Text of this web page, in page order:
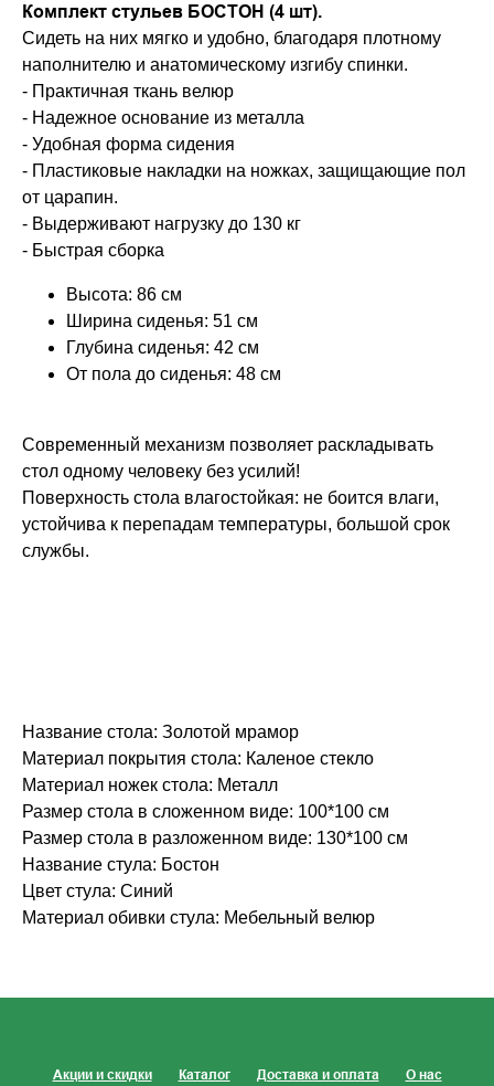
Комплект стульев БОСТОН (4 шт).
Сидеть на них мягко и удобно, благодаря плотному
наполнителю и анатомическому изгибу спинки.
- Практичная ткань велюр
- Надежное основание из металла
- Удобная форма сидения
- Пластиковые накладки на ножках, защищающие пол
от царапин.
- Выдерживают нагрузку до 130 кг
- Быстрая сборка
Высота: 86 см
Ширина сиденья: 51 см
Глубина сиденья: 42 см
От пола до сиденья: 48 см
Современный механизм позволяет раскладывать
стол одному человеку без усилий!
Поверхность стола влагостойкая: не боится влаги,
устойчива к перепадам температуры, большой срок
службы.
Название стола: Золотой мрамор
Материал покрытия стола: Каленое стекло
Материал ножек стола: Металл
Размер стола в сложенном виде: 100*100 см
Размер стола в разложенном виде: 130*100 см
Название стула: Бостон
Цвет стула: Синий
Материал обивки стула: Мебельный велюр
Акции и скидки Каталог Доставка и оплата О нас